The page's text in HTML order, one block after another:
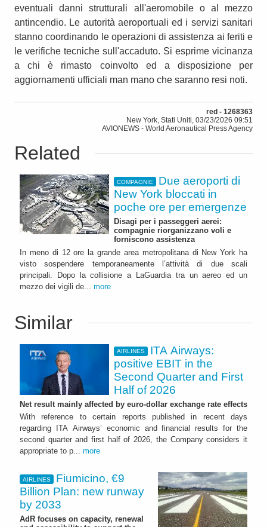
eventuali danni strutturali all'aeromobile o al mezzo
antincendio. Le autorità aeroportuali ed i servizi sanitari
stanno coordinando le operazioni di assistenza ai feriti e
le verifiche tecniche sull'accaduto. Si esprime vicinanza
a chi è rimasto coinvolto ed a disposizione per
aggiornamenti ufficiali man mano che saranno resi noti.
red - 1268363
New York, Stati Uniti, 03/23/2026 09:51
AVIONEWS - World Aeronautical Press Agency
Related
COMPAGNIE
Due aeroporti di
New York bloccati in
poche ore per emergenze
Disagi per i passeggeri aerei:
compagnie riorganizzano voli e
forniscono assistenza
In meno di 12 ore la grande area metropolitana di New York ha
visto sospendere temporaneamente l’attività di due scali
principali. Dopo la collisione a LaGuardia tra un aereo ed un
mezzo dei vigili de... more
Similar
AIRLINES
ITA Airways:
positive EBIT in the
Second Quarter and First
Half of 2026
Net result mainly affected by euro-dollar exchange rate effects
With reference to certain reports published in recent days
regarding ITA Airways’ economic and financial results for the
second quarter and first half of 2026, the Company considers it
appropriate to p... more
AIRLINES
Fiumicino, €9
Billion Plan: new runway
by 2033
AdR focuses on capacity, renewal